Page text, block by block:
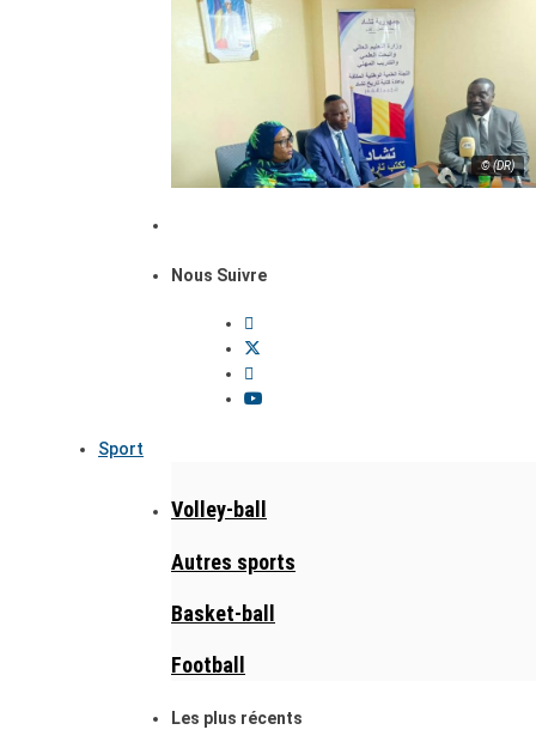
© (DR)
Nous Suivre
Sport
Volley-ball
Autres sports
Basket-ball
Football
Les plus récents